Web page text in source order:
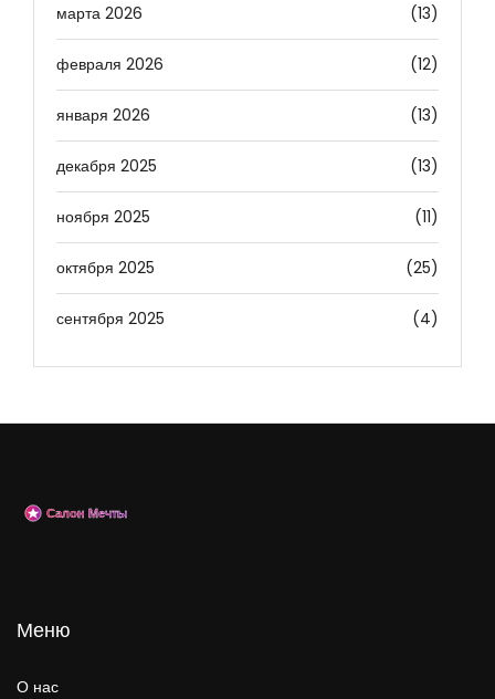
марта 2026 (13)
февраля 2026 (12)
января 2026 (13)
декабря 2025 (13)
ноября 2025 (11)
октября 2025 (25)
сентября 2025 (4)
Меню
О нас